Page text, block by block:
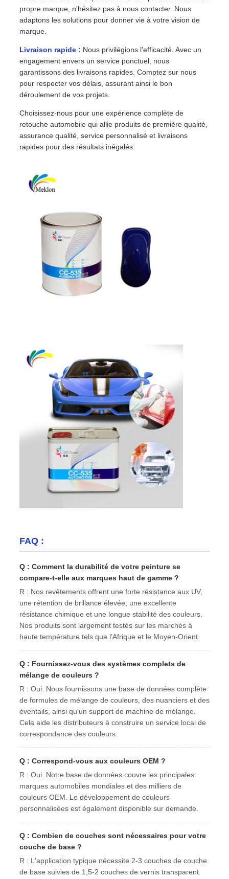
propre marque, n'hésitez pas à nous contacter. Nous
adaptons les solutions pour donner vie à votre vision de
marque.
Livraison rapide : Nous privilégions l'efficacité. Avec un
engagement envers un service ponctuel, nous
garantissons des livraisons rapides. Comptez sur nous
pour respecter vos délais, assurant ainsi le bon
déroulement de vos projets.
Choisissez-nous pour une expérience complète de
retouche automobile qui allie produits de première qualité,
assurance qualité, service personnalisé et livraisons
rapides pour des résultats inégalés.
FAQ :
Q : Comment la durabilité de votre peinture se
compare-t-elle aux marques haut de gamme ?
R : Nos revêtements offrent une forte résistance aux UV,
une rétention de brillance élevée, une excellente
résistance chimique et une longue stabilité des couleurs.
Nos produits sont largement testés sur les marchés à
haute température tels que l'Afrique et le Moyen-Orient.
Q : Fournissez-vous des systèmes complets de
mélange de couleurs ?
R : Oui. Nous fournissons une base de données complète
de formules de mélange de couleurs, des nuanciers et des
éventails, ainsi qu'un support de machine de mélange.
Cela aide les distributeurs à construire un service local de
correspondance des couleurs.
Q : Correspond-vous aux couleurs OEM ?
R : Oui. Notre base de données couvre les principales
marques automobiles mondiales et des milliers de
couleurs OEM. Le développement de couleurs
personnalisées est également disponible sur demande.
Q : Combien de couches sont nécessaires pour votre
couche de base ?
R : L'application typique nécessite 2-3 couches de couche
de base suivies de 1,5-2 couches de vernis transparent.